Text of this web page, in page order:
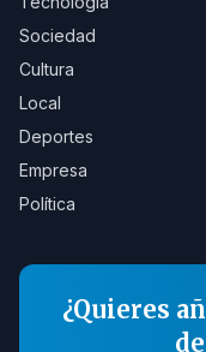
Sociedad
Cultura
Local
Deportes
Empresa
Política
¿Quieres